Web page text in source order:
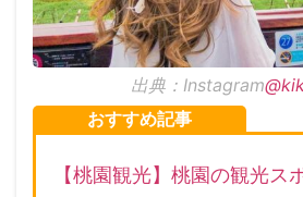
出典：Instagram
おすすめ記事
【桃園観光】桃園の観光ス